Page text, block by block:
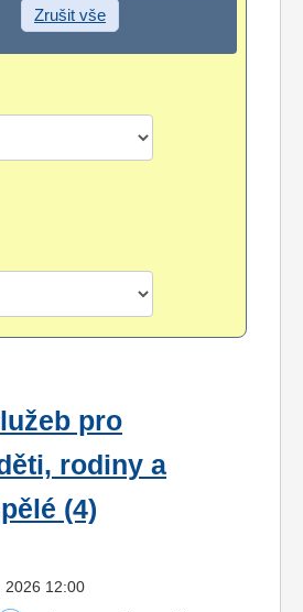
Zrušit vše
pro
rodiny a
(4)
2026 12:00